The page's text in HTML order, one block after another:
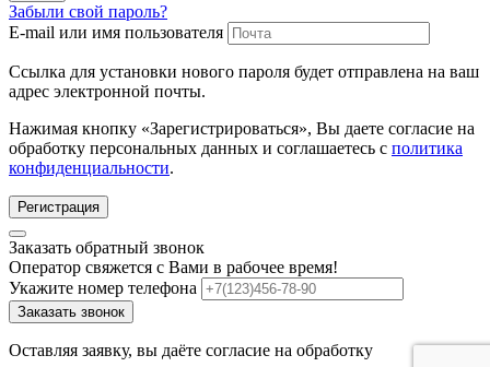
Забыли свой пароль?
E-mail или имя пользователя
Ссылка для установки нового пароля будет отправлена ​​на ваш
адрес электронной почты.
Нажимая кнопку «Зарегистрироваться», Вы даете согласие на
обработку персональных данных и соглашаетесь с политика
конфиденциальности.
Регистрация
Заказать обратный звонок
Оператор свяжется с Вами в рабочее время!
Укажите номер телефона
Заказать звонок
Оставляя заявку, вы даёте согласие на обработку